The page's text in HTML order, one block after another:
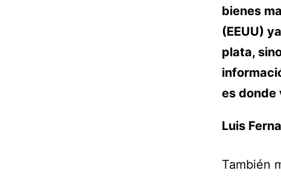
bienes
(EEUU)
plata,
es donde
Luis
También